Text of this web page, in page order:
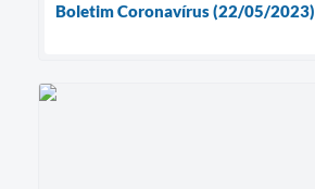
Boletim Coronavírus (22/05/2023)